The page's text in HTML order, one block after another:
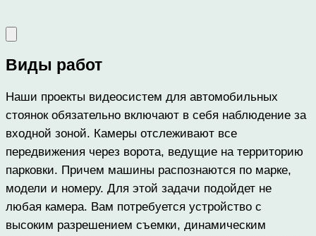
Виды работ
Наши проекты видеосистем для автомобильных
стоянок обязательно включают в себя наблюдение за
входной зоной. Камеры отслеживают все
передвижения через ворота, ведущие на территорию
парковки. Причем машины распознаются по марке,
модели и номеру. Для этой задачи подойдет не
любая камера. Вам потребуется устройство с
высоким разрешением съемки, динамическим